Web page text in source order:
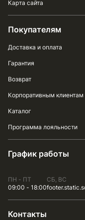
Карта сайта
Покупателям
Доставка и оплата
Гарантия
Возврат
Корпоративным клиентам
Каталог
Программа лояльности
График работы
ПН - ПТ
09:00 - 18:00
СБ, ВС
Контакты